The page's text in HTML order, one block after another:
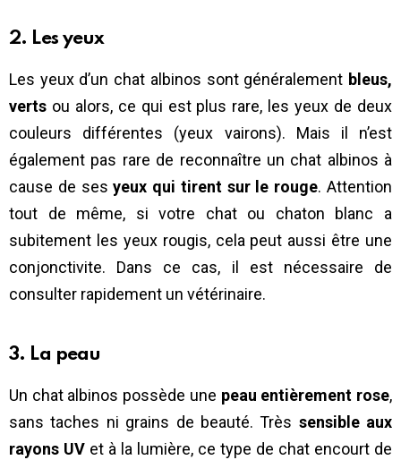
2. Les yeux
Les yeux d’un chat albinos sont généralement bleus,
verts ou alors, ce qui est plus rare, les yeux de deux
couleurs différentes (yeux vairons). Mais il n’est
également pas rare de reconnaître un chat albinos à
cause de sesyeux qui tirent sur le rouge. Attention
tout de même, si votre chat ou chaton blanc a
subitement les yeux rougis, cela peut aussi être une
conjonctivite. Dans ce cas, il est nécessaire de
consulter rapidement un vétérinaire.
3. La peau
Un chat albinos possède une peau entièrement rose,
sans taches ni grains de beauté. Très sensible aux
rayons UV et à la lumière, ce type de chat encourt de